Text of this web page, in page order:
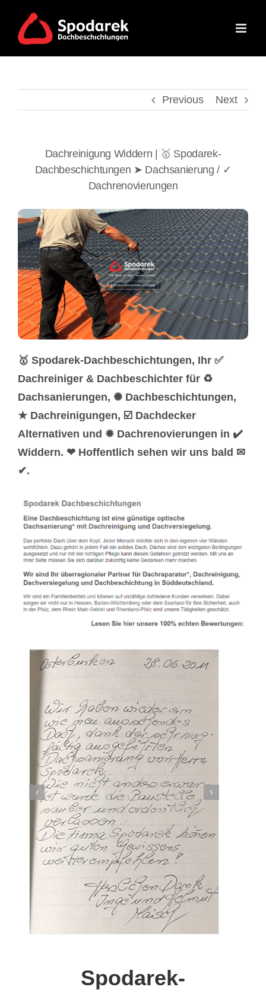
content
Previous Next
Dachreinigung Widdern | 🥇 Spodarek-
Dachbeschichtungen ➤ Dachsanierung / ✓
Dachrenovierungen
🥇 Spodarek-Dachbeschichtungen, Ihr ✅
Dachreiniger & Dachbeschichter für ♻
Dachsanierungen, ✺ Dachbeschichtungen,
★ Dachreinigungen, ☑️ Dachdecker
Alternativen und ✹ Dachrenovierungen in ✔️
Widdern. ❤ Hoffentlich sehen wir uns bald ✉
✔.
Spodarek-